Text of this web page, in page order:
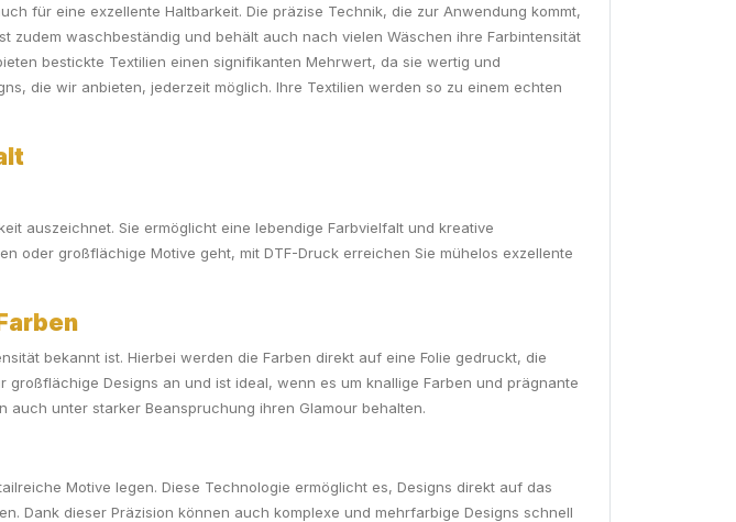
für eine exzellente Haltbarkeit. Die präzise Technik, die zur Anwendung kommt,
zudem waschbeständig und behält auch nach vielen Wäschen ihre Farbintensität
bestickte Textilien einen signifikanten Mehrwert, da sie wertig und
die wir anbieten, jederzeit möglich. Ihre Textilien werden so zu einem echten
auszeichnet. Sie ermöglicht eine lebendige Farbvielfalt und kreative
oder großflächige Motive geht, mit DTF-Druck erreichen Sie mühelos exzellente
bekannt ist. Hierbei werden die Farben direkt auf eine Folie gedruckt, die
Designs an und ist ideal, wenn es um knallige Farben und prägnante
auch unter starker Beanspruchung ihren Glamour behalten.
Motive legen. Diese Technologie ermöglicht es, Designs direkt auf das
Dank dieser Präzision können auch komplexe und mehrfarbige Designs schnell